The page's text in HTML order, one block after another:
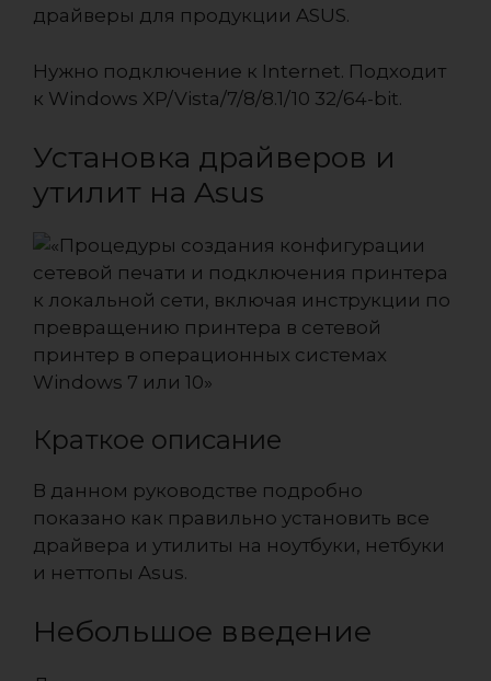
драйверы для продукции ASUS.
Нужно подключение к Internet. Подходит
к Windows XP/Vista/7/8/8.1/10 32/64-bit.
Установка драйверов и
утилит на Asus
Краткое описание
В данном руководстве подробно
показано как правильно установить все
драйвера и утилиты на ноутбуки, нетбуки
и неттопы Asus.
Небольшое введение